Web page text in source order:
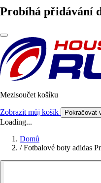
Probíhá přidávání
Mezisoučet košíku
Zobrazit můj košík Pokračovat
Loading...
Domů
/ Fotbalové boty adidas